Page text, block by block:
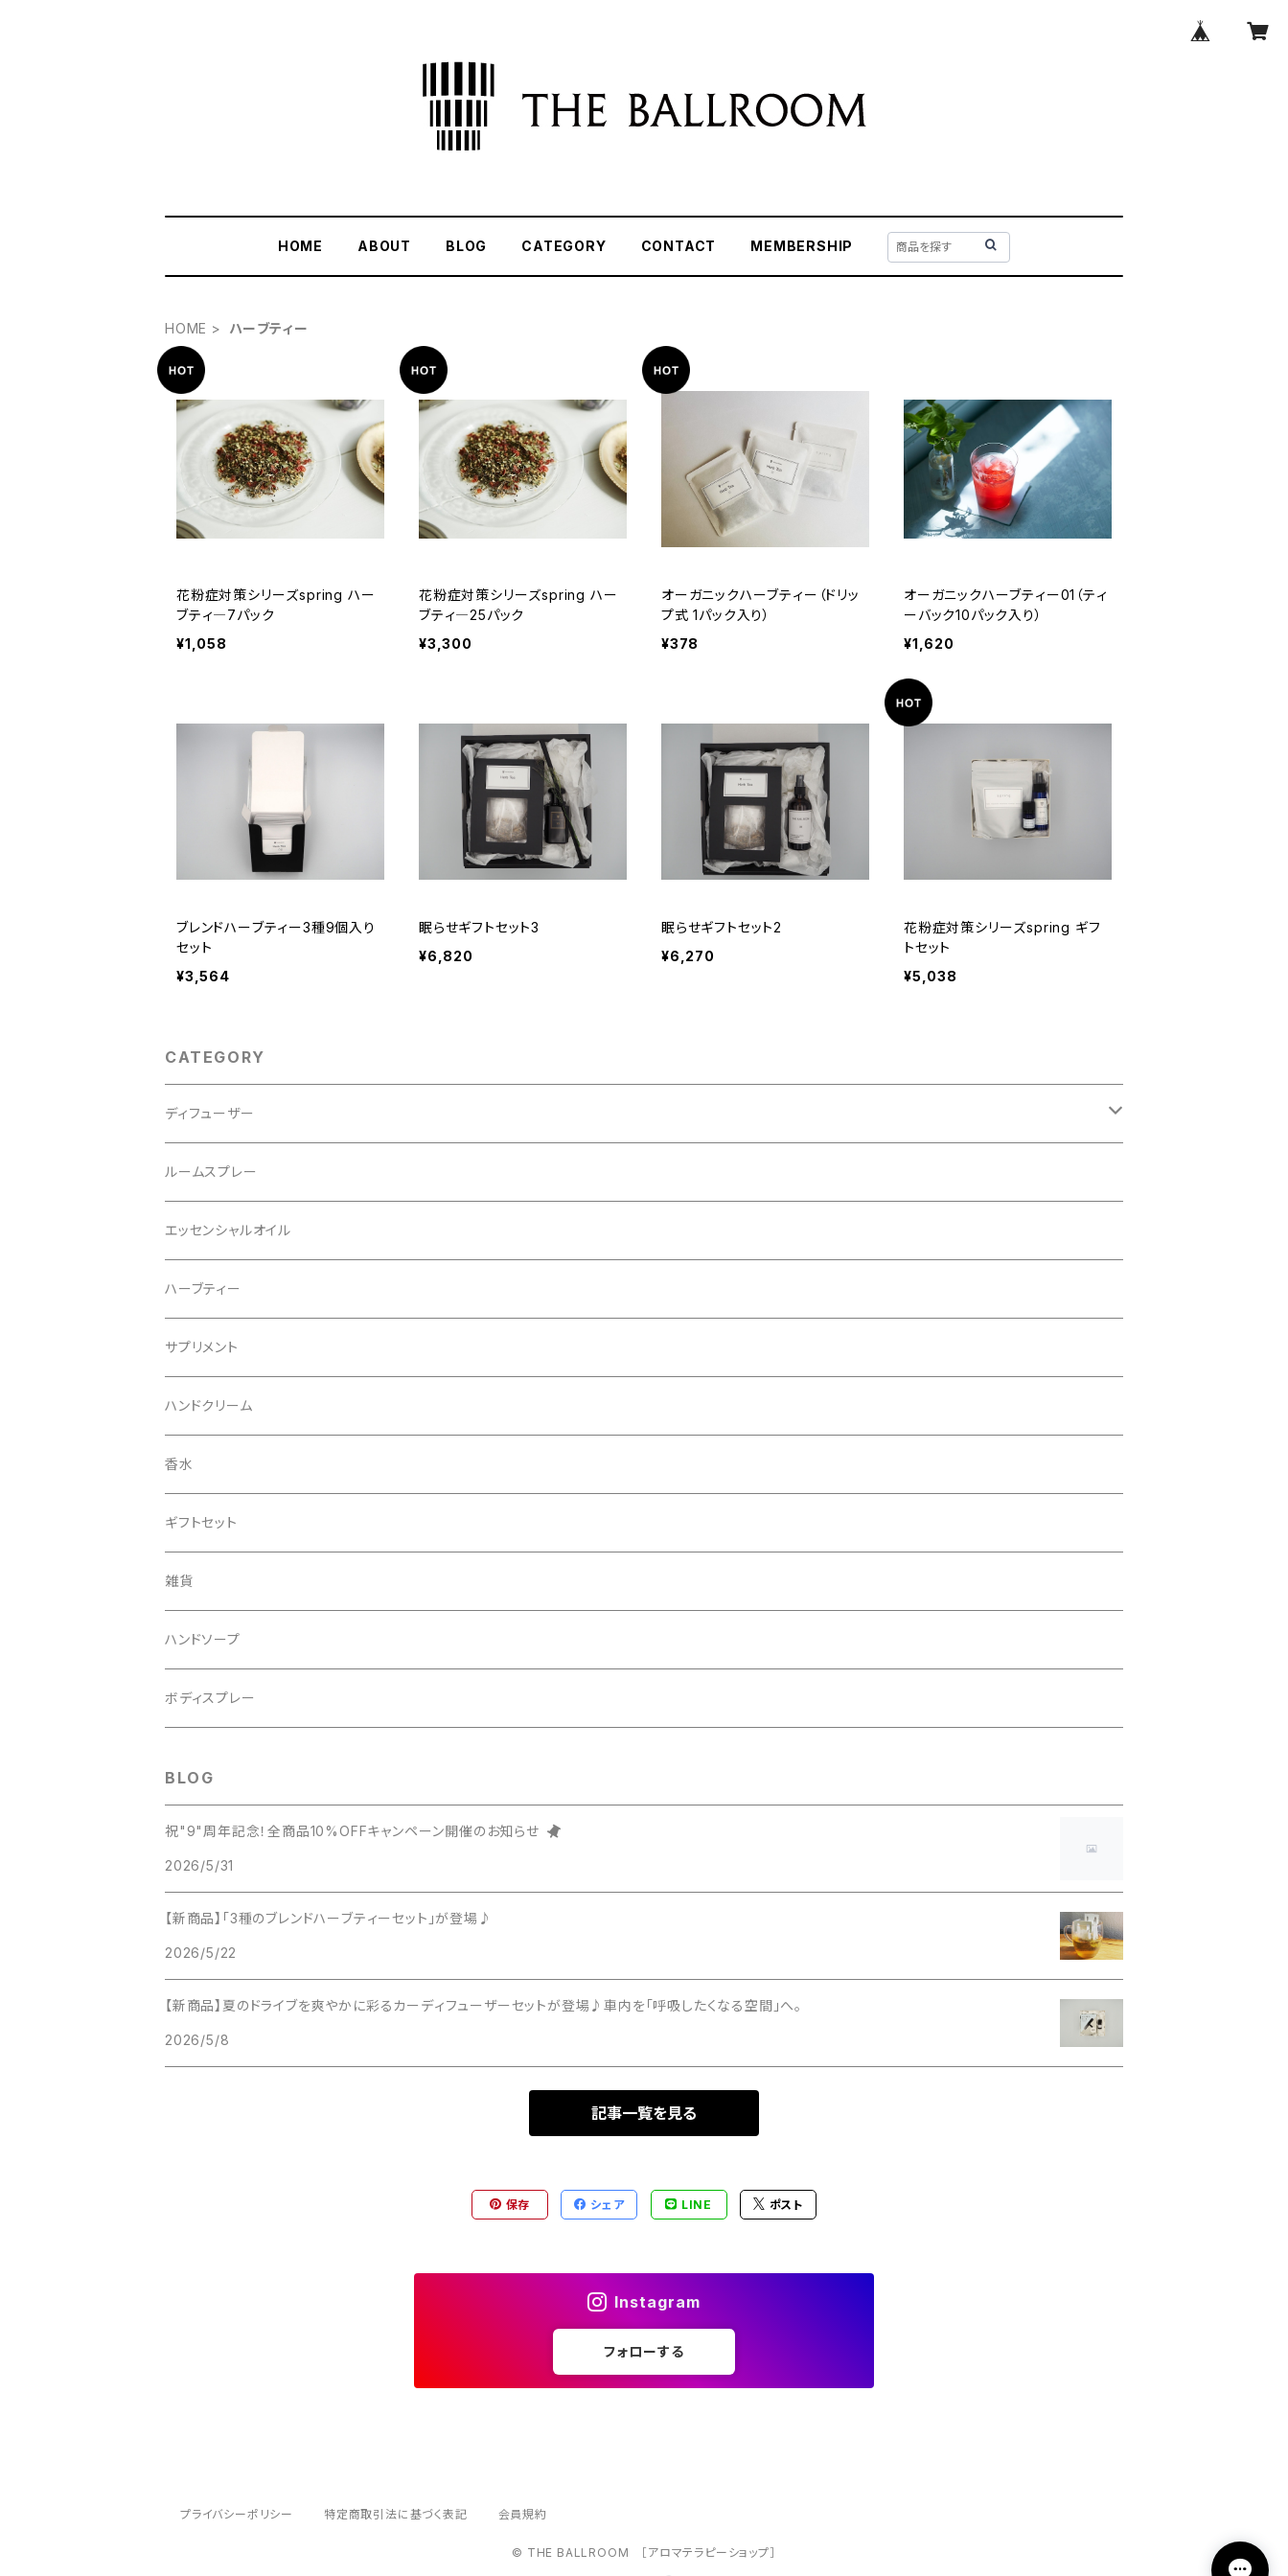
HOME ABOUT BLOG CATEGORY CONTACT MEMBERSHIP
HOME ハーブティー
花粉症対策シリーズspring ハー
ブティ―7パック
¥1,058
花粉症対策シリーズspring ハー
ブティ―25パック
¥3,300
オーガニックハーブティー（ドリッ
プ式 1パック入り）
¥378
オーガニックハーブティー01（ティ
ーバック10パック入り）
¥1,620
ブレンドハーブティー3種9個入り
セット
¥3,564
眠らせギフトセット3
¥6,820
眠らせギフトセット2
¥6,270
花粉症対策シリーズspring ギフ
トセット
¥5,038
CATEGORY
ディフューザー
レフィル
リフィル
ルームスプレー
エッセンシャルオイル
ハーブティー
サプリメント
ハンドクリーム
香水
ギフトセット
雑貨
ハンドソープ
ボディスプレー
BLOG
祝"9"周年記念！全商品10%OFFキャンペーン開催のお知らせ
2026/5/31
【新商品】「3種のブレンドハーブティーセット」が登場♪
2026/5/22
【新商品】夏のドライブを爽やかに彩るカーディフューザーセットが登場♪車内を「呼吸したくなる空間」へ。
2026/5/8
記事一覧を見る
保存 シェア LINE ポスト
Instagram
フォローする
プライバシーポリシー 特定商取引法に基づく表記 会員規約
© THE BALLROOM ［アロマテラピーショップ］